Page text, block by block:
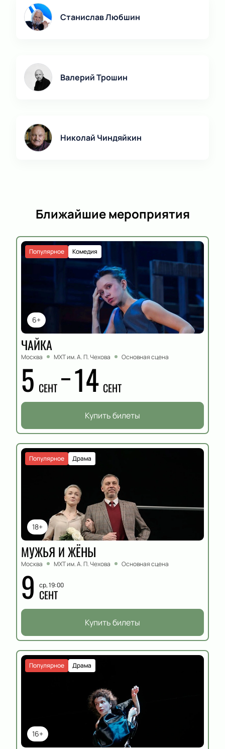
Станислав Любшин
Валерий Трошин
Николай Чиндяйкин
Ближайшие мероприятия
6+
Комедия
Популярное
ЧАЙКА
Москва МХТ им. А. П. Чехова Основная сцена
5 СЕНТ 14 СЕНТ
Купить билеты
18+
Драма
Популярное
МУЖЬЯ И ЖЁНЫ
Москва МХТ им. А. П. Чехова Основная сцена
9 ср, 19:00
СЕНТ
Купить билеты
16+
Драма
Популярное